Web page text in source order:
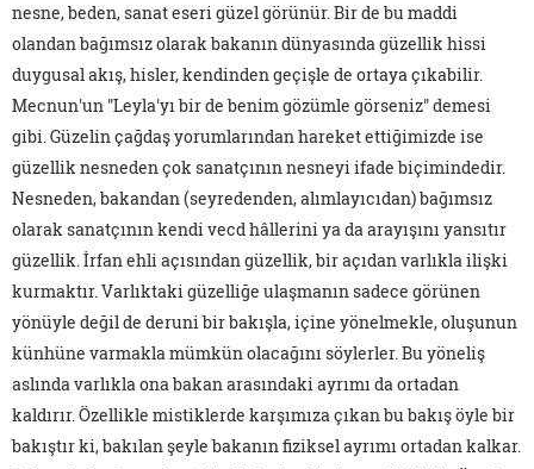
nesne, beden, sanat eseri güzel görünür. Bir de bu maddi
olandan bağımsız olarak bakanın dünyasında güzellik hissi
duygusal akış, hisler, kendinden geçişle de ortaya çıkabilir.
Mecnun'un "Leyla'yı bir de benim gözümle görseniz" demesi
gibi. Güzelin çağdaş yorumlarından hareket ettiğimizde ise
güzellik nesneden çok sanatçının nesneyi ifade biçimindedir.
Nesneden, bakandan (seyredenden, alımlayıcıdan) bağımsız
olarak sanatçının kendi vecd hâllerini ya da arayışını yansıtır
güzellik. İrfan ehli açısından güzellik, bir açıdan varlıkla ilişki
kurmaktır. Varlıktaki güzelliğe ulaşmanın sadece görünen
yönüyle değil de deruni bir bakışla, içine yönelmekle, oluşunun
künhüne varmakla mümkün olacağını söylerler. Bu yöneliş
aslında varlıkla ona bakan arasındaki ayrımı da ortadan
kaldırır. Özellikle mistiklerde karşımıza çıkan bu bakış öyle bir
bakıştır ki, bakılan şeyle bakanın fiziksel ayrımı ortadan kalkar.